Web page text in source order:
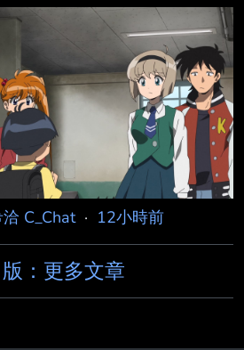
media/HPLq_feaUAAv9
父親：「雖然
在人類的世界把你養大……」 父
畢業……就必須去工作才行……」
精靈來說，這是件相當殘酷的
：「騙人的吧……」 精靈女孩：
，也才 22 歲而已啊……」 精靈
明明還有數千年
C_Chat· 12小時前
：更多文章